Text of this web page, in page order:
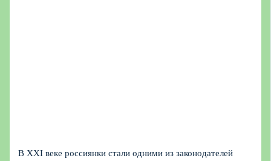
В XXI веке россиянки стали одними из законодателей